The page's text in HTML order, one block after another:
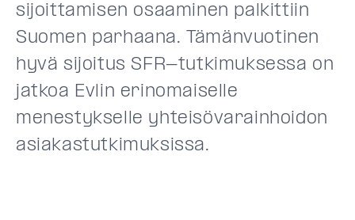
sijoittamisen osaaminen palkittiin
Suomen parhaana. Tämänvuotinen
hyvä sijoitus SFR-tutkimuksessa on
jatkoa Evlin erinomaiselle
menestykselle yhteisövarainhoidon
asiakastutkimuksissa.